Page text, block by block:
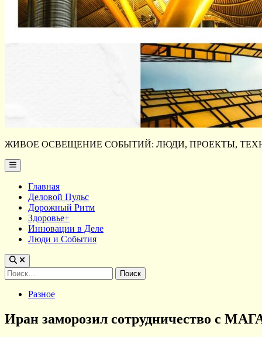
ЖИВОЕ ОСВЕЩЕНИЕ СОБЫТИЙ: ЛЮДИ, ПРОЕКТЫ,
Main
Menu
Главная
Деловой Пульс
Дорожный Ритм
Здоровье+
Инновации в Деле
Люди и События
Найти:
PostedРазное
Иран заморозил сотрудничество с